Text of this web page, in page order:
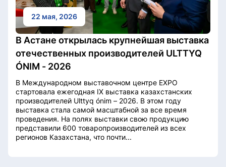
22 мая, 2026
В Астане открылась крупнейшая выставка
отечественных производителей ULTTYQ
ÓNIM - 2026
В Международном выставочном центре EXPO
стартовала ежегодная IX выставка казахстанских
производителей Ulttyq ónim – 2026. В этом году
выставка стала самой масштабной за все время
проведения. На полях выставки свою продукцию
представили 600 товаропроизводителей из всех
регионов Казахстана, что почти...